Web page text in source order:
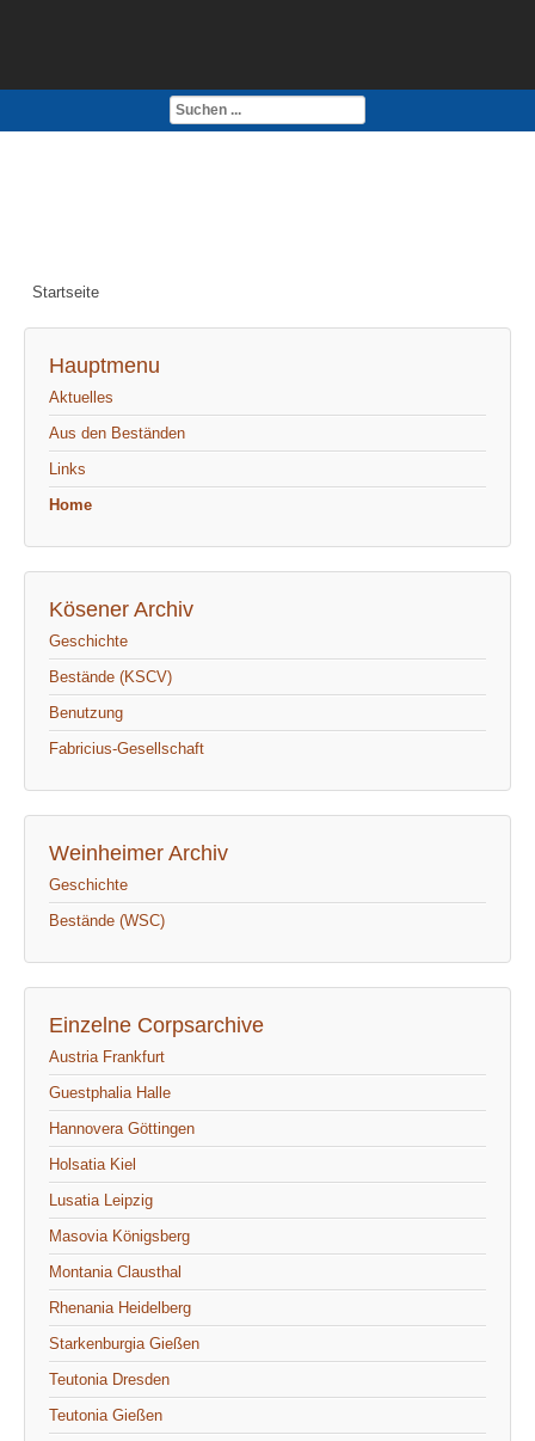
Impressum
Startseite
Hauptmenu
Aktuelles
Aus den Beständen
Links
Home
Kösener Archiv
Geschichte
Bestände (KSCV)
Benutzung
Fabricius-Gesellschaft
Weinheimer Archiv
Geschichte
Bestände (WSC)
Einzelne Corpsarchive
Austria Frankfurt
Guestphalia Halle
Hannovera Göttingen
Holsatia Kiel
Lusatia Leipzig
Masovia Königsberg
Montania Clausthal
Rhenania Heidelberg
Starkenburgia Gießen
Teutonia Dresden
Teutonia Gießen